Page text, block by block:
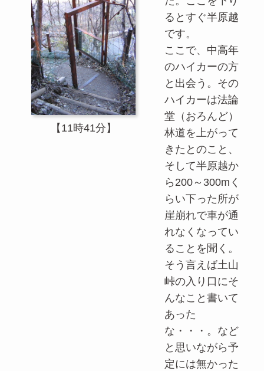
【11時41分】
るとすぐ半原越
です。
ここで、中高年
のハイカーの方
と出会う。その
ハイカーは法論
堂（おろんど）
林道を上がって
きたとのこと、
そして半原越か
ら200～300mく
らい下った所が
崖崩れで車が通
れなくなってい
ることを聞く。
そう言えば土山
峠の入り口にそ
んなこと書いて
あった
な・・・。など
と思いながら予
定には無かった